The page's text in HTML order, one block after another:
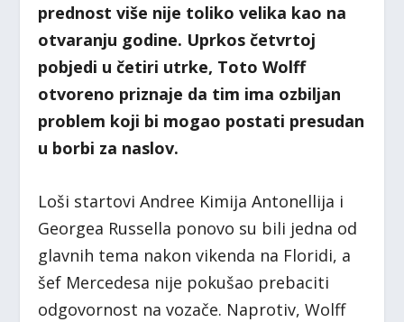
prednost više nije toliko velika kao na
otvaranju godine. Uprkos četvrtoj
pobjedi u četiri utrke, Toto Wolff
otvoreno priznaje da tim ima ozbiljan
problem koji bi mogao postati presudan
u borbi za naslov.
Loši startovi Andree Kimija Antonellija i
Georgea Russella ponovo su bili jedna od
glavnih tema nakon vikenda na Floridi, a
šef Mercedesa nije pokušao prebaciti
odgovornost na vozače. Naprotiv, Wolff